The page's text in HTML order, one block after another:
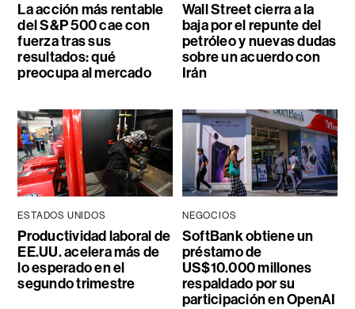
La acción más rentable
del S&P 500 cae con
fuerza tras sus
resultados: qué
preocupa al mercado
Wall Street cierra a la
baja por el repunte del
petróleo y nuevas dudas
sobre un acuerdo con
Irán
ESTADOS UNIDOS
Productividad laboral de
EE.UU. acelera más de
lo esperado en el
segundo trimestre
NEGOCIOS
SoftBank obtiene un
préstamo de
US$10.000 millones
respaldado por su
participación en OpenAI